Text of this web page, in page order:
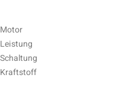
Motor
Leistung
Schaltung
Kraftstoff